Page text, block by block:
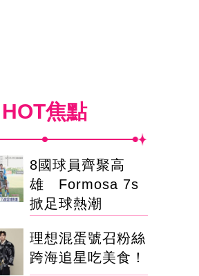
HOT焦點
8國球員齊聚高
雄 Formosa 7s
掀足球熱潮
理想混蛋號召粉絲
跨海追星吃美食！